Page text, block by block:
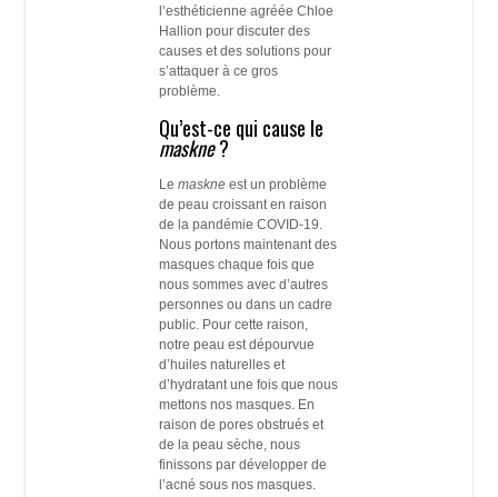
l’esthéticienne agréée Chloe
Hallion pour discuter des
causes et des solutions pour
s’attaquer à ce gros
problème.
Qu’est-ce qui cause le
maskne?
Le maskne est un problème
de peau croissant en raison
de la pandémie COVID-19.
Nous portons maintenant des
masques chaque fois que
nous sommes avec d’autres
personnes ou dans un cadre
public. Pour cette raison,
notre peau est dépourvue
d’huiles naturelles et
d’hydratant une fois que nous
mettons nos masques. En
raison de pores obstrués et
de la peau sèche, nous
finissons par développer de
l’acné sous nos masques.